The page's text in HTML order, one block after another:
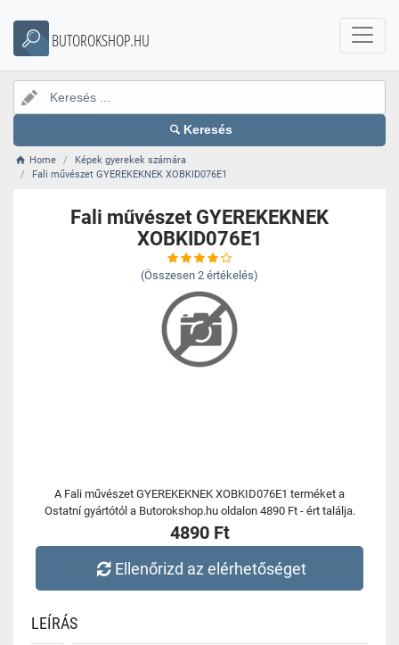
BUTOROKSHOP.HU
Keresés
Home
Képek gyerekek számára
Fali művészet GYEREKEKNEK XOBKID076E1
Fali művészet GYEREKEKNEK
XOBKID076E1
(Összesen 2 értékelés)
A Fali művészet GYEREKEKNEK XOBKID076E1 terméket a
Ostatní gyártótól a Butorokshop.hu oldalon 4890 Ft - ért találja.
4890 Ft
Ellenőrizd az elérhetőséget
LEÍRÁS